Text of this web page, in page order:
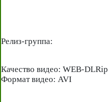
Релиз-группа:
Качество видео: WEB-DLRip
Формат видео: AVI